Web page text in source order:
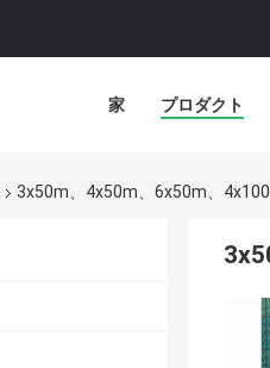
家 プロダクト
3x50m、4x50m、6x50m、